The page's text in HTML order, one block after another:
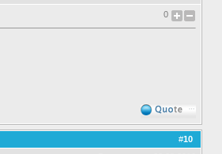
0
#10